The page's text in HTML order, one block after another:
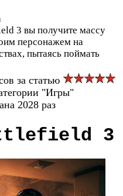
3 вы получите массу
персонажем на
пытаясь поймать
за статью
"Игры"
2028 раз
3